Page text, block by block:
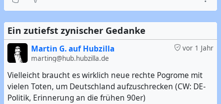
Ein zutiefst zynischer Gedanke
vor 1 Jahr
Martin G. auf Hubzilla
marting@hub.hubzilla.de
Vielleicht braucht es wirklich neue rechte Pogrome mit
vielen Toten, um Deutschland aufzuschrecken (CW: DE-
Politik, Erinnerung an die frühen 90er)